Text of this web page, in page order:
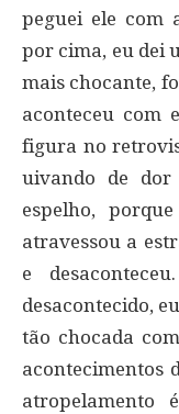
peguei ele com
por cima, eu dei
mais chocante,
aconteceu com
figura no
uivando de
espelho,
atravessou a
e
desacontecido,
tão chocada
acontecimentos
atropelamento